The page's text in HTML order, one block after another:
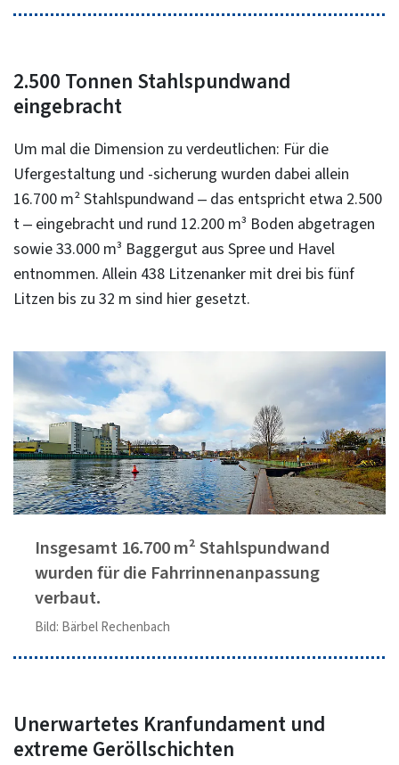
2.500 Tonnen Stahlspundwand
eingebracht
Um mal die Dimension zu verdeutlichen: Für die
Ufergestaltung und -sicherung wurden dabei allein
16.700 m² Stahlspundwand – das entspricht etwa 2.500
t – eingebracht und rund 12.200 m³ Boden abgetragen
sowie 33.000 m³ Baggergut aus Spree und Havel
entnommen. Allein 438 Litzenanker mit drei bis fünf
Litzen bis zu 32 m sind hier gesetzt.
Insgesamt 16.700 m² Stahlspundwand
wurden für die Fahrrinnenanpassung
verbaut.
Bild: Bärbel Rechenbach
Unerwartetes Kranfundament und
extreme Geröllschichten